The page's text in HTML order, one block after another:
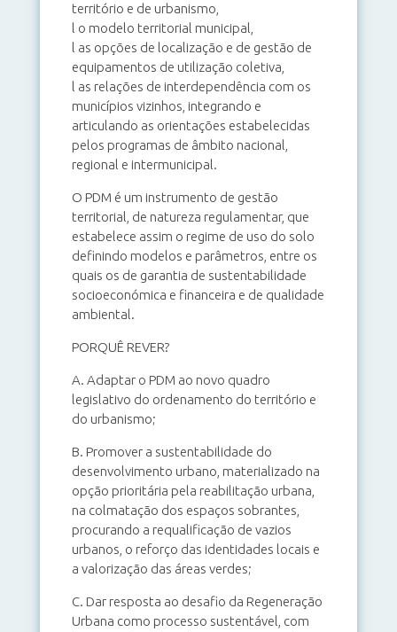
território e de urbanismo,
l o modelo territorial municipal,
l as opções de localização e de gestão de
equipamentos de utilização coletiva,
l as relações de interdependência com os
municípios vizinhos, integrando e
articulando as orientações estabelecidas
pelos programas de âmbito nacional,
regional e intermunicipal.
O PDM é um instrumento de gestão
territorial, de natureza regulamentar, que
estabelece assim o regime de uso do solo
definindo modelos e parâmetros, entre os
quais os de garantia de sustentabilidade
socioeconómica e financeira e de qualidade
ambiental.
PORQUÊ REVER?
A. Adaptar o PDM ao novo quadro
legislativo do ordenamento do território e
do urbanismo;
B. Promover a sustentabilidade do
desenvolvimento urbano, materializado na
opção prioritária pela reabilitação urbana,
na colmatação dos espaços sobrantes,
procurando a requalificação de vazios
urbanos, o reforço das identidades locais e
a valorização das áreas verdes;
C. Dar resposta ao desafio da Regeneração
Urbana como processo sustentável, com